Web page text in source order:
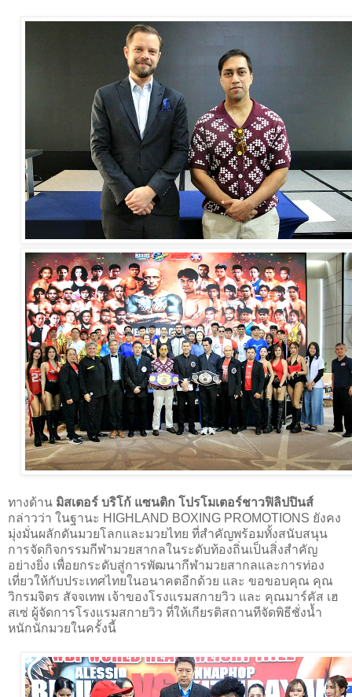
ทางด้าน มิสเตอร์ บริโก้ แซนติก โปรโมเตอร์ชาวฟิลิปปินส์
กล่าวว่า ในฐานะ HIGHLAND BOXING PROMOTIONS ยังคง
มุ่งมั่นผลักดันมวยโลกและมวยไทย ที่สำคัญพร้อมทั้งสนับสนุน
การจัดกิจกรรมกีฬามวยสากลในระดับท้องถิ่นเป็นสิ่งสำคัญ
อย่างยิ่ง เพื่อยกระดับสู่การพัฒนากีฬามวยสากลและการท่อง
เที่ยวให้กับประเทศไทยในอนาคตอีกด้วย และ ขอขอบคุณ คุณ
วิกรมจิตร สัจจเทพ เจ้าของโรงแรมสกายวิว และ คุณมาร์คัส เฮ
สเซ่ ผู้จัดการโรงแรมสกายวิว ที่ให้เกียรติสถานทีจัดพิธีชั่งน้ำ
หนักนักมวยในครั้งนี้